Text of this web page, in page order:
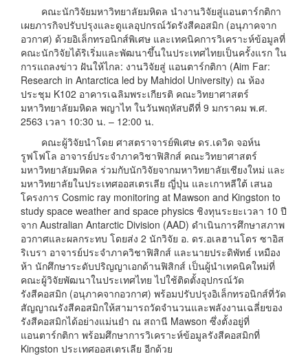
คณะนักวิจัยมหาวิทยาลัยมหิดล นำงานวิจัยสู่แอนตาร์กติกา
เผยภารกิจปรับปรุงและดูแลอุปกรณ์วัดรังสีคอสมิก (อนุภาคจาก
อวกาศ) ด้วยอิเล็กทรอนิกส์พิเศษ และเทคนิคการวิเคราะห์ข้อมูลที่
คณะนักวิจัยได้ริเริ่มและพัฒนาขึ้นในประเทศไทยเป็นครั้งแรก ใน
การแถลงข่าว ฝันให้ไกล: งานวิจัยสู่ แอนตาร์กติกา (Aim Far:
Research in Antarctica led by Mahidol University) ณ ห้อง
ประชุม K102 อาคารเฉลิมพระเกียรติ คณะวิทยาศาสตร์
มหาวิทยาลัยมหิดล พญาไท ในวันพฤหัสบดีที่ 9 มกราคม พ.ศ.
2563 เวลา 10:30 น. – 12:00 น.
คณะผู้วิจัยนำโดย ศาสตราจารย์พิเศษ ดร.เดวิด จอห์น
รูฟโฟโล อาจารย์ประจำภาควิชาฟิสิกส์ คณะวิทยาศาสตร์
มหาวิทยาลัยมหิดล ร่วมกับนักวิจัยจากมหาวิทยาลัยเชียงใหม่ และ
มหาวิทยาลัยในประเทศออสเตรเลีย ญี่ปุ่น และเกาหลีใต้ เสนอ
โครงการ Cosmic ray monitoring at Mawson and Kingston to
study space weather and space physics ชิงทุนระยะเวลา 10 ปี
จาก Australian Antarctic Division (AAD) ดำเนินการศึกษาสภาพ
อวกาศและผลกระทบ โดยส่ง 2 นักวิจัย อ. ดร.อเลฮานโดร ซาอิส
ริเบรา อาจารย์ประจำภาควิชาฟิสิกส์ และนายประดิพัทธ์ เหมือง
ห้า นักศึกษาระดับปริญญาเอกด้านฟิสิกส์ เป็นผู้นำเทคนิคใหม่ที่
คณะผู้วิจัยพัฒนาในประเทศไทย ไปใช้ติดตั้งอุปกรณ์วัด
รังสีคอสมิก (อนุภาคจากอวกาศ) พร้อมปรับปรุงอิเล็กทรอนิกส์ที่วัด
สัญญาณรังสีคอสมิกให้สามารถวัดจำนวนและพลังงานเฉลี่ยของ
รังสีคอสมิกได้อย่างแม่นยำ ณ สถานี Mawson ซึ่งตั้งอยู่ที่
แอนตาร์กติกา พร้อมศึกษาการวิเคราะห์ข้อมูลรังสีคอสมิกที่
Kingston ประเทศออสเตรเลีย อีกด้วย